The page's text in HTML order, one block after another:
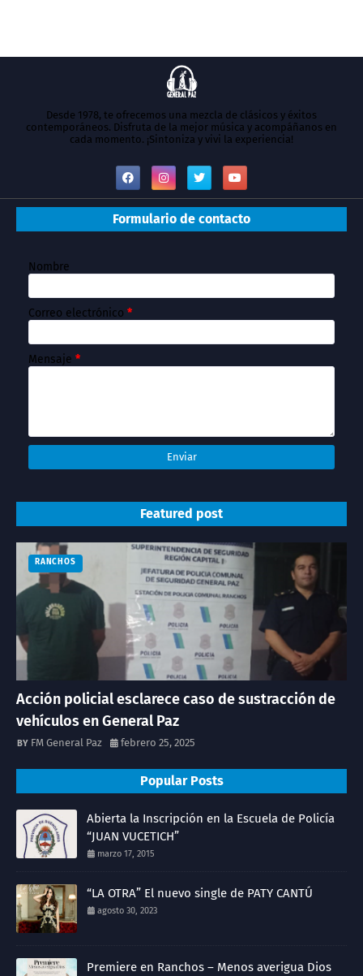
Desde 1978, te ofrecemos una mezcla de clásicos y éxitos
contemporáneos. Disfruta de la mejor música y acompáñanos en
cada momento. ¡Sintoniza y vivi la experiencia!
Formulario de contacto
Nombre
Correo electrónico *
Mensaje *
Featured post
RANCHOS
Acción policial esclarece caso de sustracción de
vehículos en General Paz
FM General Paz febrero 25, 2025
Popular Posts
Abierta la Inscripción en la Escuela de Policía
“JUAN VUCETICH”
marzo 17, 2015
“LA OTRA” El nuevo single de PATY CANTÚ
agosto 30, 2023
Premiere en Ranchos – Menos averigua Dios